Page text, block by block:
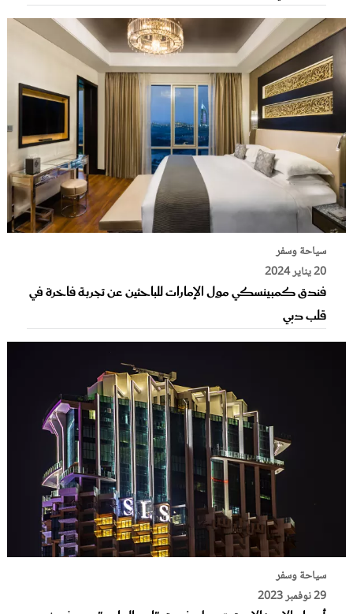
سياحة وسفر
20 يناير 2024
فندق كمبينسكي مول الإمارات للباحثين عن تجربة فاخرة في
قلب دبي
سياحة وسفر
29 نوفمبر 2023